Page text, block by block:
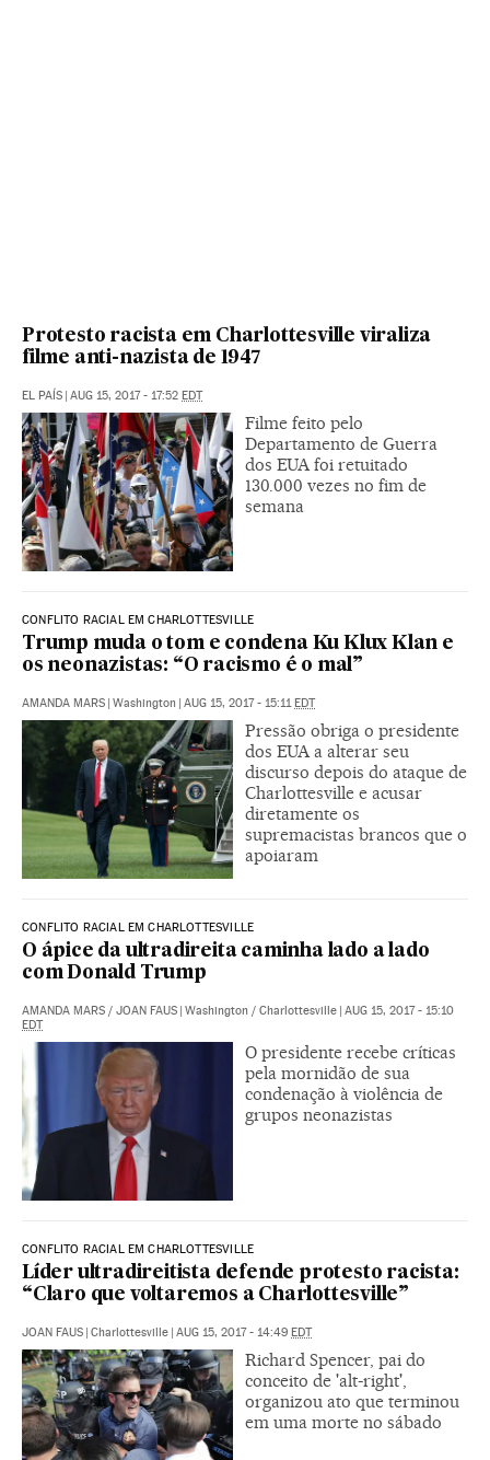
Protesto racista em Charlottesville viraliza
filme anti-nazista de 1947
EL PAÍS | AUG 15, 2017 - 17:52 EDT
Filme feito pelo
Departamento de Guerra
dos EUA foi retuitado
130.000 vezes no fim de
semana
CONFLITO RACIAL EM CHARLOTTESVILLE
Trump muda o tom e condena Ku Klux Klan e
os neonazistas: “O racismo é o mal”
AMANDA MARS | Washington | AUG 15, 2017 - 15:11EDT
Pressão obriga o presidente
dos EUA a alterar seu
discurso depois do ataque de
Charlottesville e acusar
diretamente os
supremacistas brancos que o
apoiaram
CONFLITO RACIAL EM CHARLOTTESVILLE
O ápice da ultradireita caminha lado a lado
com Donald Trump
AMANDA MARS / JOAN FAUS | Washington / Charlottesville | AUG 15, 2017 - 15:10
EDT
O presidente recebe críticas
pela mornidão de sua
condenação à violência de
grupos neonazistas
CONFLITO RACIAL EM CHARLOTTESVILLE
Líder ultradireitista defende protesto racista:
“Claro que voltaremos a Charlottesville”
JOAN FAUS | Charlottesville | AUG 15, 2017 - 14:49 EDT
Richard Spencer, pai do
conceito de 'alt-right',
organizou ato que terminou
em uma morte no sábado